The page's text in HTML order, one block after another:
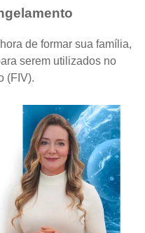
de formar sua família,
serem utilizados no
(FIV).